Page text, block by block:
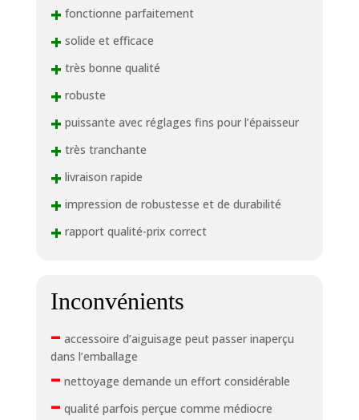
+ fonctionne parfaitement
+ solide et efficace
+ très bonne qualité
+ robuste
+ puissante avec réglages fins pour l’épaisseur
+ très tranchante
+ livraison rapide
+ impression de robustesse et de durabilité
+ rapport qualité-prix correct
Inconvénients
– accessoire d’aiguisage peut passer inaperçu
dans l’emballage
– nettoyage demande un effort considérable
– qualité parfois perçue comme médiocre